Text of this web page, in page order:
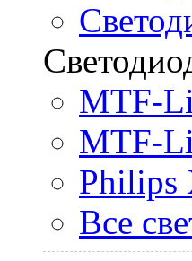
MTF-
MTF-
Philips
Все